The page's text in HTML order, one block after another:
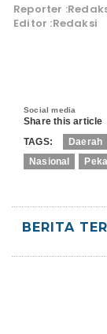
Reporter
Editor :Redaksi
Social media
Share this article
TAGS: Daerah
Nasional
BERITA